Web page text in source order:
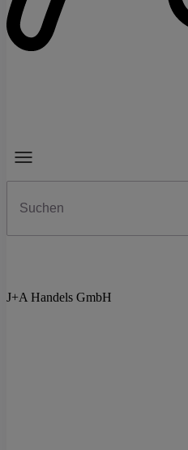
J+A Handels GmbH